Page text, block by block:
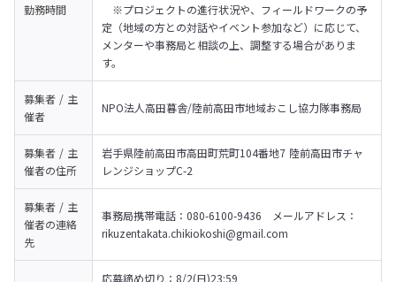
勤務時間
※プロジェクトの進行状況や、フィールドワークの予
定（地域の方との対話やイベント参加など）に応じて、
メンターや事務局と相談の上、調整する場合がありま
す。
募集者 / 主
催者
NPO法人高田暮舎/陸前高田市地域おこし協力隊事務局
募集者 / 主
催者の住所
岩手県陸前高田市高田町荒町104番地7 陸前高田市チャ
レンジショップC-2
募集者 / 主
催者の連絡
先
事務局携帯電話：080-6100-9436　メールアドレス：
rikuzentakata.chikiokoshi@gmail.com
応募締め切り：8/2(日)23:59